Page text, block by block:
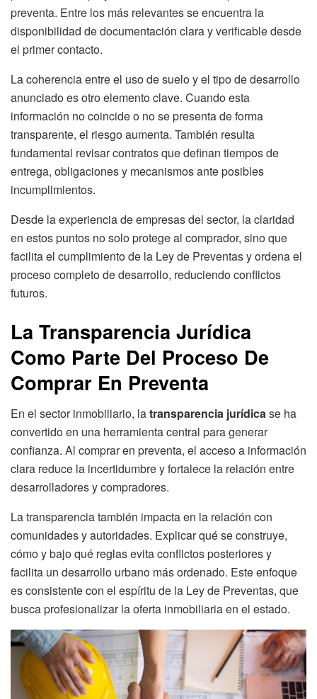
preventa. Entre los más relevantes se encuentra la
disponibilidad de documentación clara y verificable desde
el primer contacto.
La coherencia entre el uso de suelo y el tipo de desarrollo
anunciado es otro elemento clave. Cuando esta
información no coincide o no se presenta de forma
transparente, el riesgo aumenta. También resulta
fundamental revisar contratos que definan tiempos de
entrega, obligaciones y mecanismos ante posibles
incumplimientos.
Desde la experiencia de empresas del sector, la claridad
en estos puntos no solo protege al comprador, sino que
facilita el cumplimiento de la Ley de Preventas y ordena el
proceso completo de desarrollo, reduciendo conflictos
futuros.
La Transparencia Jurídica
Como Parte Del Proceso De
Comprar En Preventa
En el sector inmobiliario, latransparencia jurídicase ha
convertido en una herramienta central para generar
confianza. Al comprar en preventa, el acceso a información
clara reduce la incertidumbre y fortalece la relación entre
desarrolladores y compradores.
La transparencia también impacta en la relación con
comunidades y autoridades. Explicar qué se construye,
cómo y bajo qué reglas evita conflictos posteriores y
facilita un desarrollo urbano más ordenado. Este enfoque
es consistente con el espíritu de la Ley de Preventas, que
busca profesionalizar la oferta inmobiliaria en el estado.